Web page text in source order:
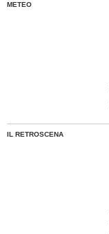
METEO
IL RETROSCENA